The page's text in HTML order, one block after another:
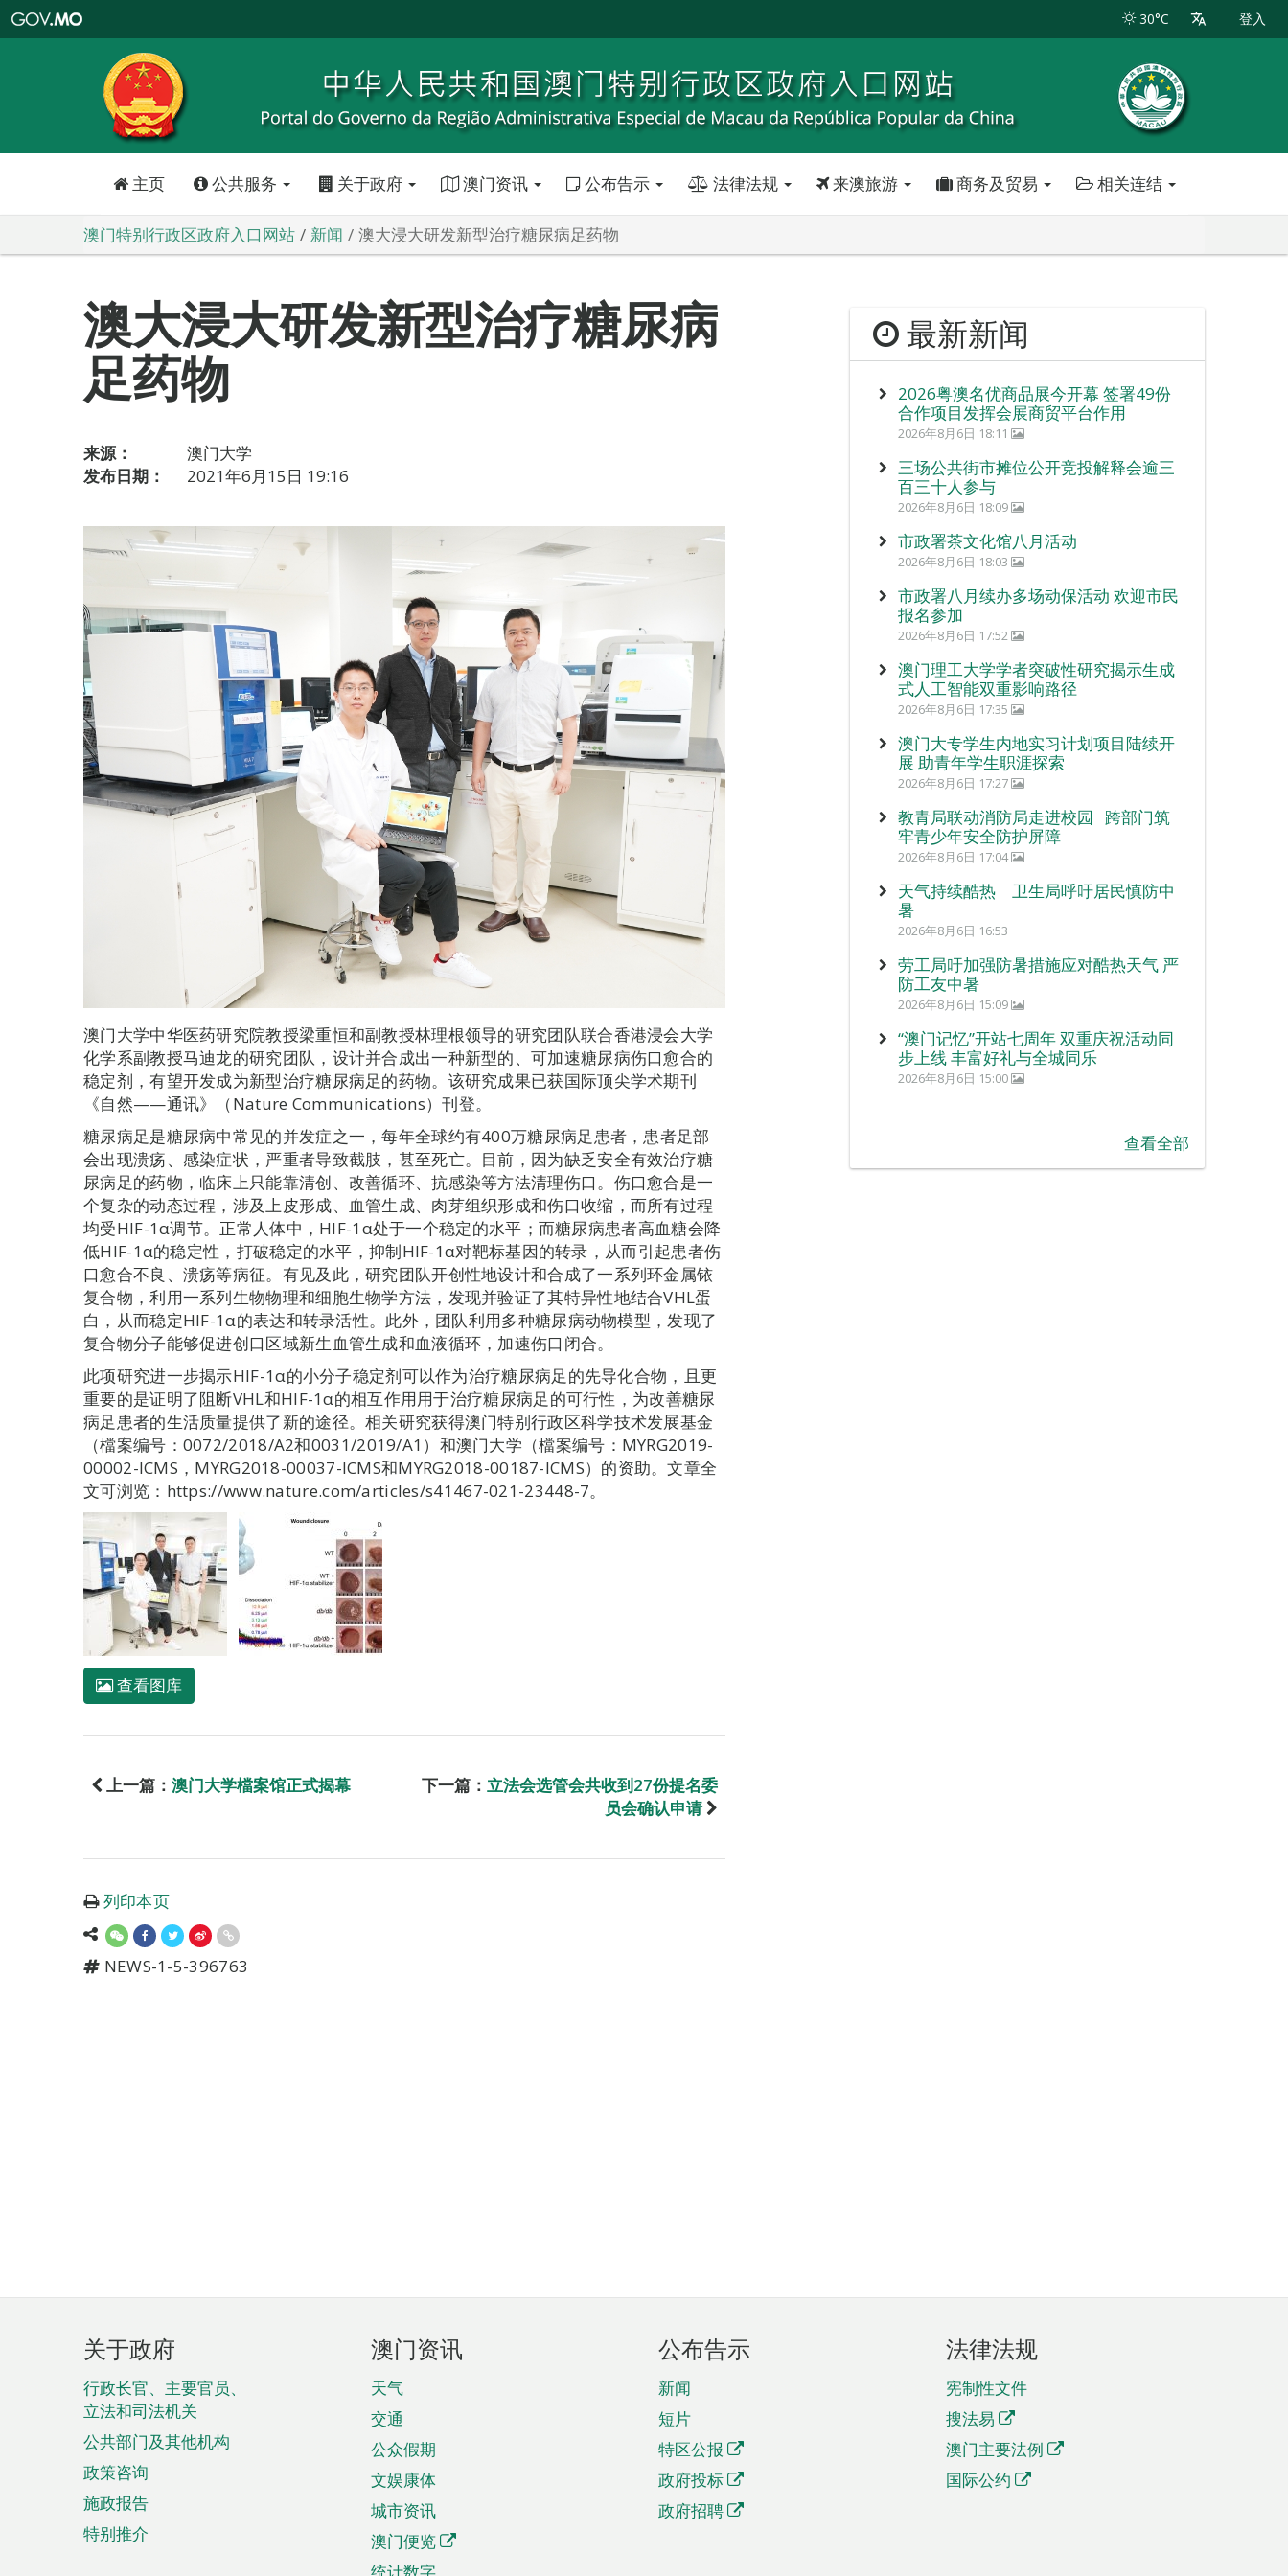
特
政
区
政
口
30°C 登入
主页 公共服务 关于政府 澳门资讯 公布告示 法律法规 来澳旅游 商务及贸易 相关连结
澳门特别行政区政府入口网站 新闻 澳大浸大研发新型治疗糖尿病足药物
澳大浸大研发新型治疗糖尿病
足药物
来源：
澳门大学
发布日期：
2021年6月15日 19:16
澳门大学中华医药研究院教授梁重恒和副教授林理根领导的研究团队联合香港浸会大学
化学系副教授马迪龙的研究团队，设计并合成出一种新型的、可加速糖尿病伤口愈合的
稳定剂，有望开发成为新型治疗糖尿病足的药物。该研究成果已获国际顶尖学术期刊
《自然——通讯》（Nature Communications）刊登。
糖尿病足是糖尿病中常见的并发症之一，每年全球约有400万糖尿病足患者，患者足部
会出现溃疡、感染症状，严重者导致截肢，甚至死亡。目前，因为缺乏安全有效治疗糖
尿病足的药物，临床上只能靠清创、改善循环、抗感染等方法清理伤口。伤口愈合是一
个复杂的动态过程，涉及上皮形成、血管生成、肉芽组织形成和伤口收缩，而所有过程
均受HIF-1α调节。正常人体中，HIF-1α处于一个稳定的水平；而糖尿病患者高血糖会降
低HIF-1α的稳定性，打破稳定的水平，抑制HIF-1α对靶标基因的转录，从而引起患者伤
口愈合不良、溃疡等病征。有见及此，研究团队开创性地设计和合成了一系列环金属铱
复合物，利用一系列生物物理和细胞生物学方法，发现并验证了其特异性地结合VHL蛋
白，从而稳定HIF-1α的表达和转录活性。此外，团队利用多种糖尿病动物模型，发现了
复合物分子能够促进创口区域新生血管生成和血液循环，加速伤口闭合。
此项研究进一步揭示HIF-1α的小分子稳定剂可以作为治疗糖尿病足的先导化合物，且更
重要的是证明了阻断VHL和HIF-1α的相互作用用于治疗糖尿病足的可行性，为改善糖尿
病足患者的生活质量提供了新的途径。相关研究获得澳门特别行政区科学技术发展基金
（檔案编号：0072/2018/A2和0031/2019/A1）和澳门大学（檔案编号：MYRG2019-
00002-ICMS，MYRG2018-00037-ICMS和MYRG2018-00187-ICMS）的资助。文章全
文可浏览：https://www.nature.com/articles/s41467-021-23448-7。
查看图库
上一篇： 澳门大学檔案馆正式揭幕 下一篇： 立法会选管会共收到27份提名委
员会确认申请
列印本页
NEWS-1-5-396763
最新新闻
2026粤澳名优商品展今开幕 签署49份
合作项目发挥会展商贸平台作用
2026年8月6日 18:11
三场公共街市摊位公开竞投解释会逾三
百三十人参与
2026年8月6日 18:09
市政署茶文化馆八月活动
2026年8月6日 18:03
市政署八月续办多场动保活动 欢迎市民
报名参加
2026年8月6日 17:52
澳门理工大学学者突破性研究揭示生成
式人工智能双重影响路径
2026年8月6日 17:35
澳门大专学生内地实习计划项目陆续开
展 助青年学生职涯探索
2026年8月6日 17:27
教青局联动消防局走进校园 跨部门筑
牢青少年安全防护屏障
2026年8月6日 17:04
天气持续酷热 卫生局呼吁居民慎防中
暑
2026年8月6日 16:53
劳工局吁加强防暑措施应对酷热天气 严
防工友中暑
2026年8月6日 15:09
“澳门记忆”开站七周年 双重庆祝活动同
步上线 丰富好礼与全城同乐
2026年8月6日 15:00
查看全部
页
脚
菜
单
关于政府
行政长官、主要官员、
立法和司法机关
公共部门及其他机构
政策咨询
施政报告
特别推介
澳门资讯
天气
交通
公众假期
文娱康体
城市资讯
澳门便览
公布告示
新闻
短片
特区公报
政府投标
政府招聘
法律法规
宪制性文件
搜法易
澳门主要法例
国际公约